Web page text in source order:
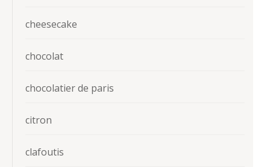
cheesecake
chocolat
chocolatier de paris
citron
clafoutis